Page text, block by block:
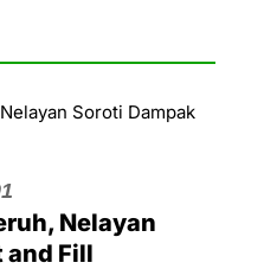
Nelayan
and Fill